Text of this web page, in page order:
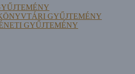
GYŰJTEMÉNY
GYŰJTEMÉNY